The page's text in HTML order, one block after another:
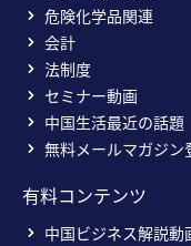
危険化学品関連
会計
法制度
セミナー動画
中国生活最近の話題
無料メールマガジン
有料コンテンツ
中国ビジネス解説動